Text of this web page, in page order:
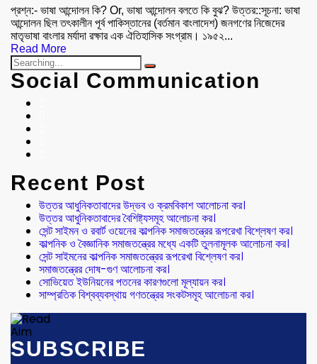
প্রশ্ন:- ভাষা আন্দোলন কি? Or, ভাষা আন্দোলন বলতে কি বুঝ? উত্তর::সূচনা: ভাষা
আন্দোলন ছিল তৎকালীন পূর্ব পাকিস্তানের (বর্তমান বাংলাদেশ) জনগণের নিজেদের
মাতৃভাষা বাংলার মর্যাদা রক্ষার এক ঐতিহাসিক সংগ্রাম। ১৯৫২...
Read More
Social Communication
Recent Post
উত্তর আধুনিকতাবাদের উদ্ভব ও ক্রমবিকাশ আলোচনা কর।
উত্তর আধুনিকতাবাদের বৈশিষ্ট্যসমূহ আলোচনা কর।
সেন্ট সাইমন ও রবার্ট ওয়েনের কাল্পনিক সমাজতন্ত্রের রূপরেখা বিশ্লেষণ কর।
কাল্পনিক ও বৈজ্ঞানিক সমাজতন্ত্রের মধ্যে একটি তুলনামূলক আলোচনা কর।
সেন্ট সাইমনের কাল্পনিক সমাজতন্ত্রের রূপরেখা বিশ্লেষণ কর।
সমাজতন্ত্রের দোষ-গুণ আলোচনা কর।
সোভিয়েত ইউনিয়নের পতনের কারণগুলো মূল্যায়ন কর।
সাম্প্রতিক বিশ্বব্যবস্থায় গণতন্ত্রের সংকটসমূহ আলোচনা কর।
SUBSCRIBE